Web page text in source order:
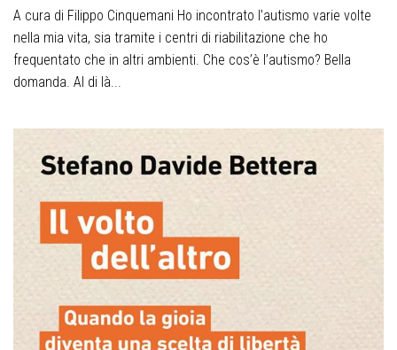
A cura di Filippo Cinquemani Ho incontrato l’autismo varie volte
nella mia vita, sia tramite i centri di riabilitazione che ho
frequentato che in altri ambienti. Che cos’è l’autismo? Bella
domanda. Al di là...